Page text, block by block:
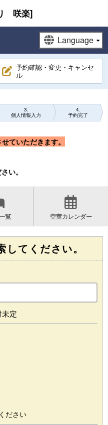
咲楽]
予約確認・変更・キャンセ
ル
3
個人情報入力
4
予約完了
ていただきます。
い。
覧 空室カレンダー
てください。
未定
ださい